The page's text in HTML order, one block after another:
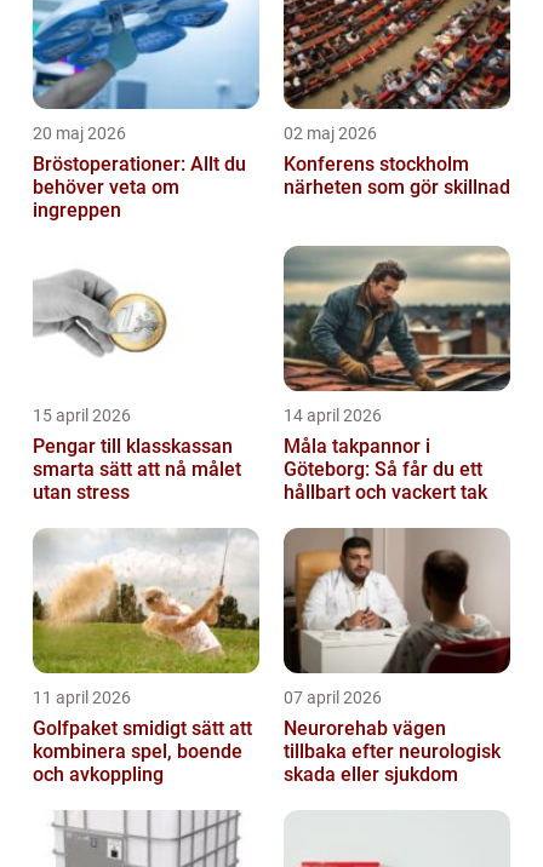
20 maj 2026
Bröstoperationer: Allt du
behöver veta om
ingreppen
02 maj 2026
Konferens stockholm
närheten som gör skillnad
15 april 2026
Pengar till klasskassan
smarta sätt att nå målet
utan stress
14 april 2026
Måla takpannor i
Göteborg: Så får du ett
hållbart och vackert tak
11 april 2026
Golfpaket smidigt sätt att
kombinera spel, boende
och avkoppling
07 april 2026
Neurorehab vägen
tillbaka efter neurologisk
skada eller sjukdom